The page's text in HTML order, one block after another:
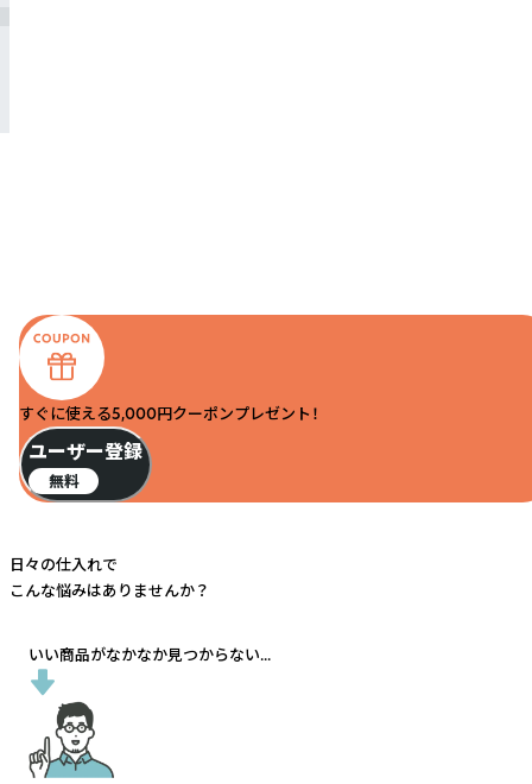
すぐに使える5,000円クーポンプレゼント！
ユーザー登録
無料
日々の仕入れで
こんな悩みはありませんか？
いい商品がなかなか見つからない...